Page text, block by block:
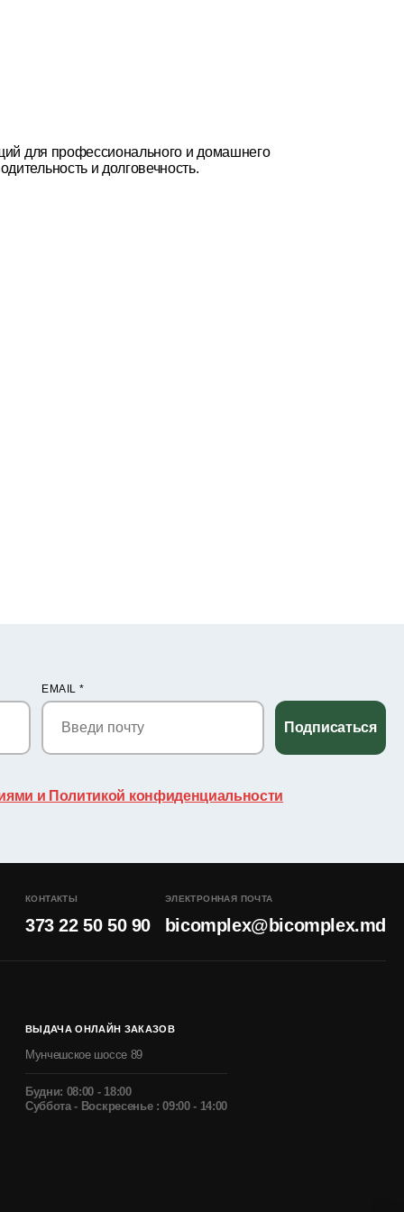
для профессионального и домашнего
и долговечность.
EMAIL*
Подписаться
и Политикой конфиденциальности
КОНТАКТЫ
373 22 50 50 90
ЭЛЕКТРОННАЯ ПОЧТА
bicomplex@bicomplex.md
ВЫДАЧА ОНЛАЙН ЗАКАЗОВ
Мунчешское шоссе 89
Будни: 08:00 - 18:00
Суббота - Воскресенье : 09:00 - 14:00